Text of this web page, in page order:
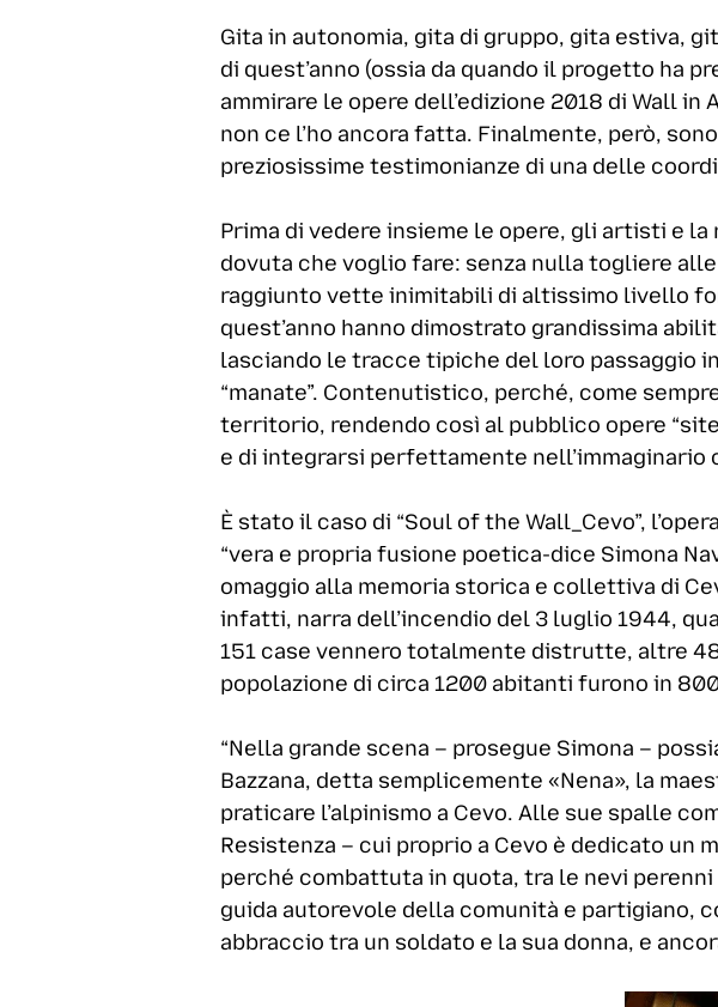
Gita in autonomia, gita di gruppo, gita estiva,
di quest’anno (ossia da quando il progetto ha
ammirare le opere dell’edizione 2018 di Wall
non ce l’ho ancora fatta. Finalmente, però,
preziosissime testimonianze di una delle
Prima di vedere insieme le opere, gli artisti e
dovuta che voglio fare: senza nulla togliere alle
raggiunto vette inimitabili di altissimo livello
quest’anno hanno dimostrato grandissima
lasciando le tracce tipiche del loro passaggio
“manate”. Contenutistico, perché, come
territorio, rendendo così al pubblico opere
e di integrarsi perfettamente nell’immaginario
È stato il caso di “Soul of the Wall_Cevo”,
“vera e propria fusione poetica-dice Simona
omaggio alla memoria storica e collettiva di
infatti, narra dell’incendio del 3 luglio 1944,
151 case vennero totalmente distrutte, altre
popolazione di circa 1200 abitanti furono in
“Nella grande scena – prosegue Simona –
Bazzana, detta semplicemente «Nena», la
praticare l’alpinismo a Cevo. Alle sue spalle
Resistenza – cui proprio a Cevo è dedicato un
perché combattuta in quota, tra le nevi
guida autorevole della comunità e partigiano,
abbraccio tra un soldato e la sua donna, e